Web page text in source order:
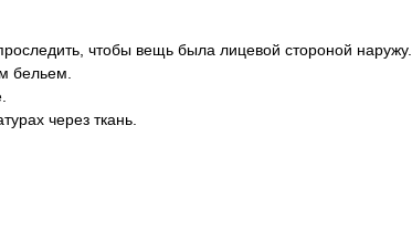
чтобы вещь была лицевой стороной наружу.
бельем.
через ткань.